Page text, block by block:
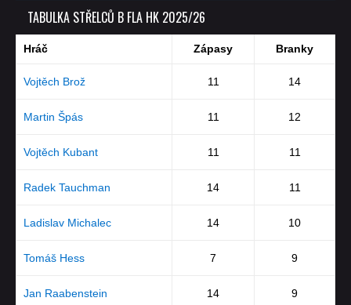
TABULKA STŘELCŮ B FLA HK 2025/26
Hráč Zápasy Branky
Vojtěch Brož 11 14
Martin Špás 11 12
Vojtěch Kubant 11 11
Radek Tauchman 14 11
Ladislav Michalec 14 10
Tomáš Hess 7 9
Jan Raabenstein 14 9